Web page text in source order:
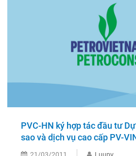
PVC-HN ký hợp tác đầu tư
sao và dịch vụ cao cấp PV-